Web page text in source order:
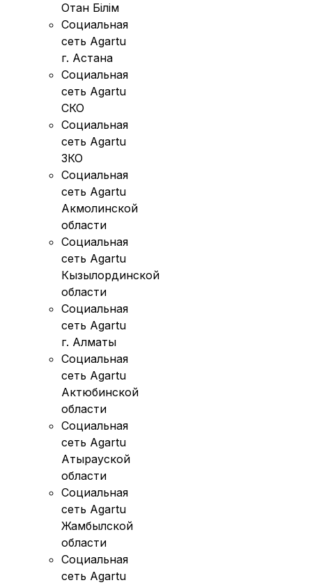
Отан Бiлiм
Социальная
сеть Agartu
г. Астана
Социальная
сеть Agartu
СКО
Социальная
сеть Agartu
ЗКО
Социальная
сеть Agartu
Акмолинской
области
Социальная
сеть Agartu
Кызылординской
области
Социальная
сеть Agartu
г. Алматы
Социальная
сеть Agartu
Актюбинской
области
Социальная
сеть Agartu
Атырауской
области
Социальная
сеть Agartu
Жамбылской
области
Социальная
сеть Agartu